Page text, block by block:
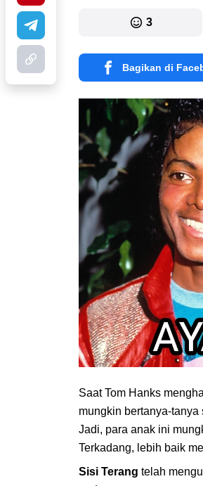
3
Bagikan di
Saat Tom Hanks
mungkin bertanya-
Jadi, para anak ini
Terkadang, lebih baik
Sisi Terang telah